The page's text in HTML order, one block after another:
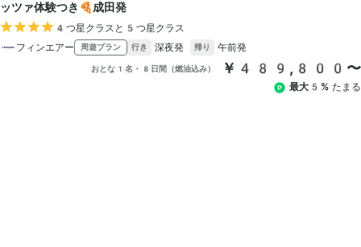
ッツァ体験つき🍕成田発
4つ星クラスと5つ星クラス
フィンエアー
周遊プラン 行き 深夜発 帰り 午前発
おとな1名・8日間（燃油込み） ￥489,800〜
最大5% たまる